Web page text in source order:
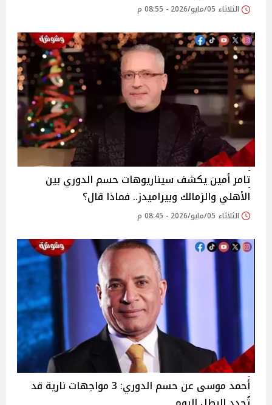
الثلاثاء 05/مايو/2026 - 08:55 م
تامر أمين يكشف سيناريوهات حسم الدوري بين
الأهلي والزمالك وبيراميدز.. فماذا قال؟
الثلاثاء 05/مايو/2026 - 08:45 م
أحمد موسى عن حسم الدوري: 3 مواجهات نارية قد